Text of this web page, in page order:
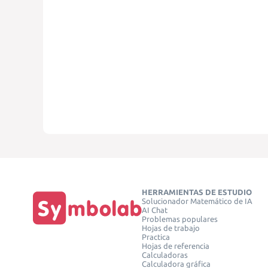
HERRAMIENTAS DE ESTUDIO
Solucionador Matemático de IA
AI Chat
Problemas populares
Hojas de trabajo
Practica
Hojas de referencia
Calculadoras
Calculadora gráfica